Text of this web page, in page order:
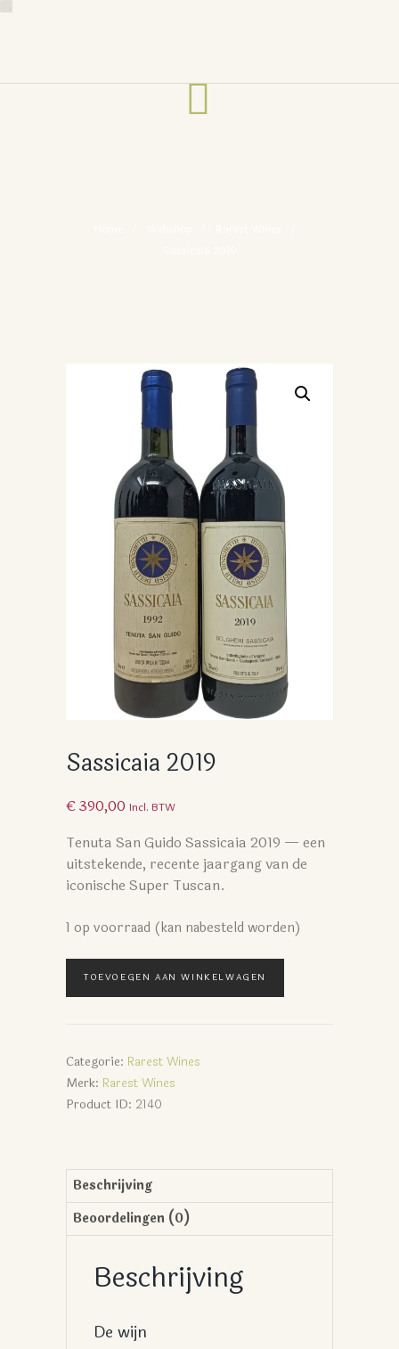
Sassicaia 2019
€390,00 Incl. BTW
Tenuta San Guido Sassicaia 2019 — een
uitstekende, recente jaargang van de
iconische Super Tuscan.
1 op voorraad (kan nabesteld worden)
TOEVOEGEN AAN WINKELWAGEN
Categorie: Rarest Wines
Merk: Rarest Wines
Product ID: 2140
Beschrijving
Beoordelingen (0)
Beschrijving
De wijn